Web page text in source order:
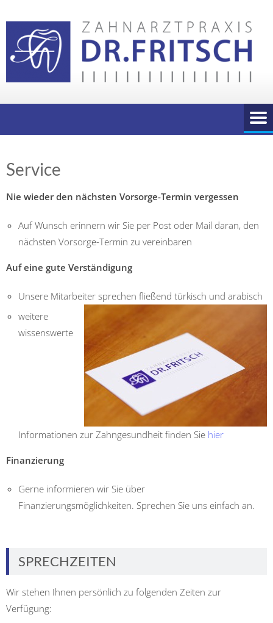
to
content
Service
Nie wieder den nächsten Vorsorge-Termin vergessen
Auf Wunsch erinnern wir Sie per Post oder Mail daran, den
nächsten Vorsorge-Termin zu vereinbaren
Auf eine gute Verständigung
Unsere Mitarbeiter sprechen fließend türkisch und arabisch
weitere
wissenswerte
Informationen zur Zahngesundheit finden Sie hier
Finanzierung
Gerne informieren wir Sie über
Finanzierungsmöglichkeiten. Sprechen Sie uns einfach an.
SPRECHZEITEN
Wir stehen Ihnen persönlich zu folgenden Zeiten zur
Verfügung: